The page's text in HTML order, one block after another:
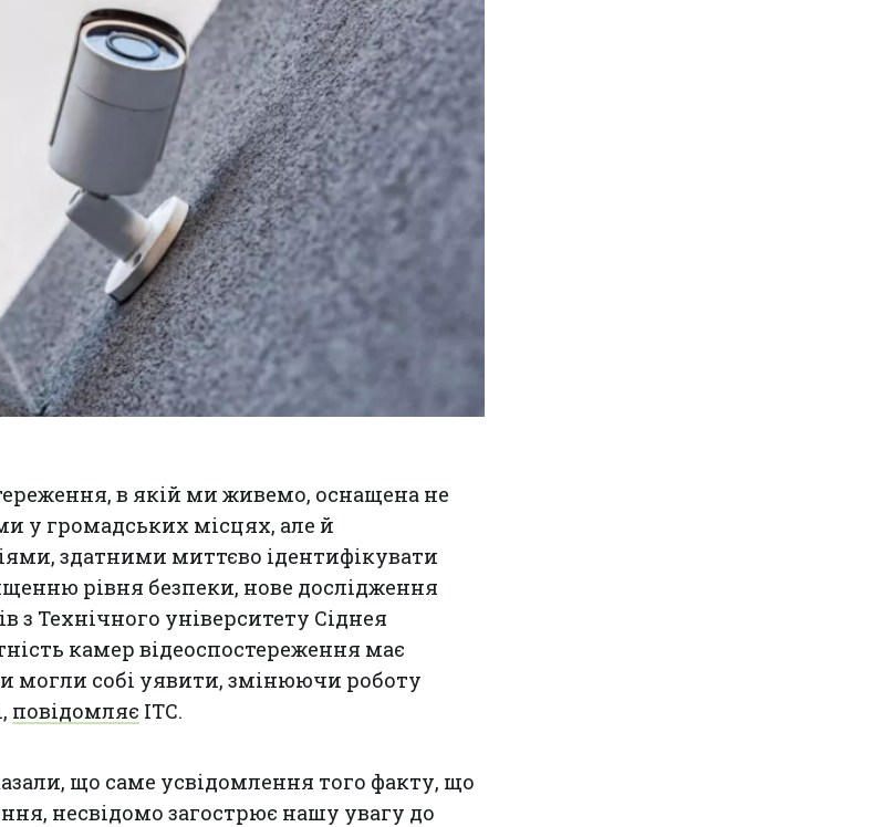
в якій ми живемо, оснащена не
громадських місцях, але й
здатними миттєво ідентифікувати
рівня безпеки, нове дослідження
з Технічного університету Сіднея
камер відеоспостереження має
могли собі уявити, змінюючи роботу
повідомляє ITC.
що саме усвідомлення того факту, що
несвідомо загострює нашу увагу до